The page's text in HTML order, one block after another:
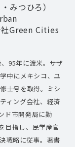
みつひろ）
Green Cities
95年に渡米。サザ
中にメキシコ、ユ
士号を取得。ミシ
ィング会社、経済
ド市開発局に勤
目指し、民学産官
戦略に従事。著書